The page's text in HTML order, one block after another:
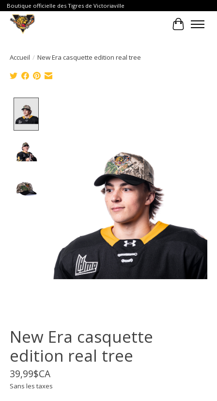
Boutique officielle des Tigres de Victoriaville
Panier
Accueil / New Era casquette edition real tree
New Era casquette
edition real tree
39,99$CA
Sans les taxes